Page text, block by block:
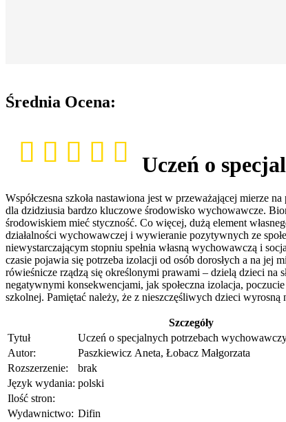
Średnia Ocena:
Uczeń o
Współczesna szkoła nastawiona jest w przeważającej mierze
dla dzidziusia bardzo kluczowe środowisko wychowawcze.
środowiskiem mieć styczność. Co więcej, dużą element
działalności wychowawczej i wywieranie pozytywnych ze
niewystarczającym stopniu spełnia własną wychowawczą i
czasie pojawia się potrzeba izolacji od osób dorosłych a na
rówieśnicze rządzą się określonymi prawami – dzielą dzieci
negatywnymi konsekwencjami, jak społeczna izolacja,
szkolnej. Pamiętać należy, że z nieszczęśliwych dzieci
Szczegóły
Tytuł
Uczeń o specjalnych potrzebach
Autor:
Paszkiewicz Aneta, Łobacz Małgorzata
Rozszerzenie:
brak
Język wydania: polski
Ilość stron:
Wydawnictwo: Difin